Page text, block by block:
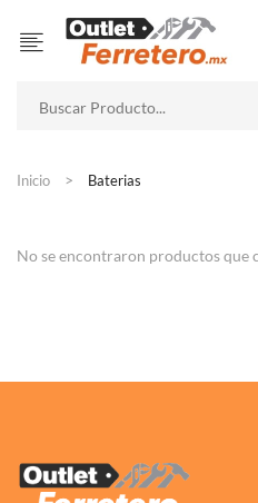
Inicio Baterias
No se encontraron productos que